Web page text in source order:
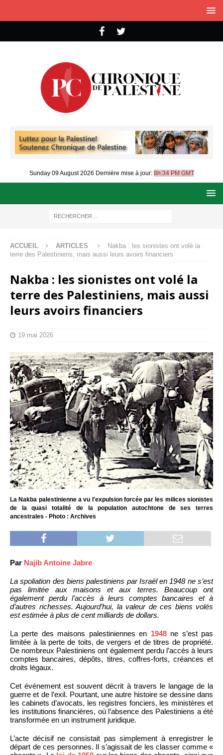
Sunday 09 August 2026 Dernière mise à jour: 8h:34 PM GMT
ACCUEIL ARTICLES
Nakba : les sionistes ont volé la
terre des Palestiniens, mais aussi leurs avoirs financiers
Nakba : les sionistes ont volé la
terre des Palestiniens, mais aussi
leurs avoirs financiers
19 mai 2026
La Nakba palestinienne a vu l'expulsion forcée par les milices sionistes
de la quasi totalité de la population autochtone de ses terres
ancestrales - Photo : Archives
Par Najib Antoine Jabre
La spoliation des biens palestiniens par Israël en 1948 ne s’est
pas limitée aux maisons et aux terres. Beaucoup ont
également perdu l’accès à leurs comptes bancaires et à
d’autres richesses. Aujourd’hui, la valeur de ces biens volés
est estimée à plus de cent milliards de dollars.
La perte des maisons palestiniennes en 1948ne s’est pas
limitée à la perte de toits, de vergers et de titres de propriété.
De nombreux Palestiniens ont également perdu l’accès à leurs
comptes bancaires, dépôts, titres, coffres-forts, créances et
droits légaux.
Cet événement est souvent décrit à travers le langage de la
guerre et de l’exil. Pourtant, une autre histoire se dessine dans
les cabinets d’avocats, les registres fonciers, les ministères et
les institutions financières, où l’absence des Palestiniens a été
transformée en un instrument juridique.
L’acte décisif ne consistait pas simplement à enregistrer le
départ de ces personnes. Il s’agissait de les classer comme «